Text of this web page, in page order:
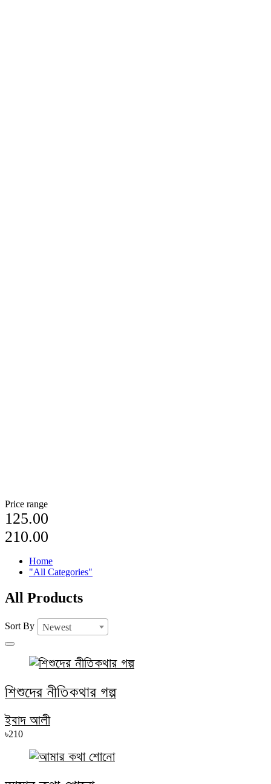
Price range
125.00
210.00
Home
"All Categories"
All Products
Sort By Newest
শিশুদের নীতিকথার গল্প
ইবাদ আলী
৳210